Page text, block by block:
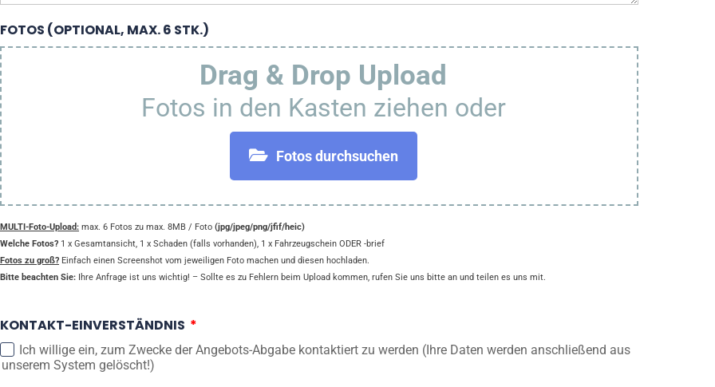
FOTOS (OPTIONAL, MAX. 6 STK.)
Drag & Drop Upload
Fotos in den Kasten ziehen oder
Fotos durchsuchen
MULTI-Foto-Upload: max. 6 Fotos zu max. 8MB / Foto (jpg/jpeg/png/jfif/heic)
Welche Fotos? 1 x Gesamtansicht, 1 x Schaden (falls vorhanden), 1 x Fahrzeugschein ODER -brief
Fotos zu groß? Einfach einen Screenshot vom jeweiligen Foto machen und diesen hochladen.
Bitte beachten Sie: Ihre Anfrage ist uns wichtig! – Sollte es zu Fehlern beim Upload kommen, rufen Sie uns bitte an und teilen es uns mit.
KONTAKT-EINVERSTÄNDNIS
Ich willige ein, zum Zwecke der Angebots-Abgabe kontaktiert zu werden (Ihre Daten werden anschließend aus
unserem System gelöscht!)